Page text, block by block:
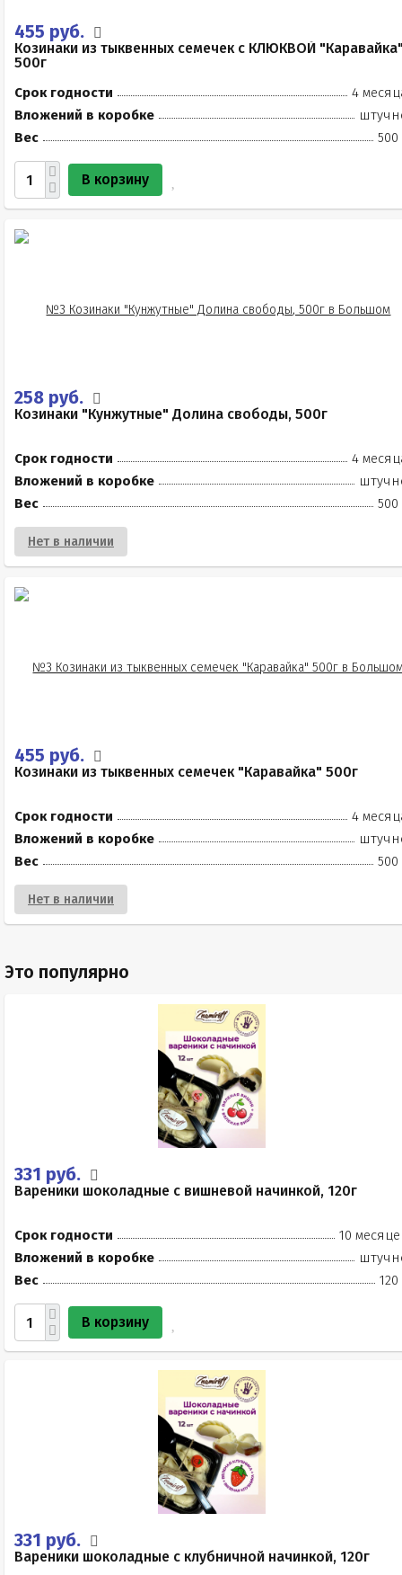
455 руб.
Козинаки из тыквенных семечек с КЛЮКВОЙ
500г
Срок годности
4
Вложений в коробке
Вес
500
В корзину
258 руб.
Козинаки "Кунжутные" Долина свободы, 500г
Срок годности
4
Вложений в коробке
Вес
500
Нет в наличии
455 руб.
Козинаки из тыквенных семечек "Каравайка" 500г
Срок годности
4
Вложений в коробке
Вес
500
Нет в наличии
Это популярно
331 руб.
Вареники шоколадные с вишневой начинкой, 120г
Срок годности
10
Вложений в коробке
Вес
120
В корзину
331 руб.
Вареники шоколадные с клубничной начинкой, 120г